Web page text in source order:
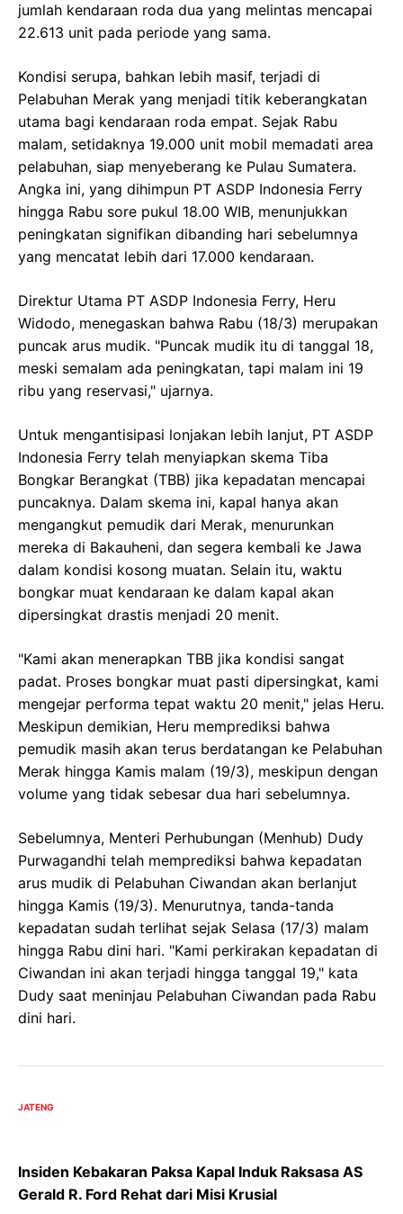
jumlah kendaraan roda dua yang melintas mencapai
22.613 unit pada periode yang sama.
Kondisi serupa, bahkan lebih masif, terjadi di
Pelabuhan Merak yang menjadi titik keberangkatan
utama bagi kendaraan roda empat. Sejak Rabu
malam, setidaknya 19.000 unit mobil memadati area
pelabuhan, siap menyeberang ke Pulau Sumatera.
Angka ini, yang dihimpun PT ASDP Indonesia Ferry
hingga Rabu sore pukul 18.00 WIB, menunjukkan
peningkatan signifikan dibanding hari sebelumnya
yang mencatat lebih dari 17.000 kendaraan.
Direktur Utama PT ASDP Indonesia Ferry, Heru
Widodo, menegaskan bahwa Rabu (18/3) merupakan
puncak arus mudik. "Puncak mudik itu di tanggal 18,
meski semalam ada peningkatan, tapi malam ini 19
ribu yang reservasi," ujarnya.
Untuk mengantisipasi lonjakan lebih lanjut, PT ASDP
Indonesia Ferry telah menyiapkan skema Tiba
Bongkar Berangkat (TBB) jika kepadatan mencapai
puncaknya. Dalam skema ini, kapal hanya akan
mengangkut pemudik dari Merak, menurunkan
mereka di Bakauheni, dan segera kembali ke Jawa
dalam kondisi kosong muatan. Selain itu, waktu
bongkar muat kendaraan ke dalam kapal akan
dipersingkat drastis menjadi 20 menit.
"Kami akan menerapkan TBB jika kondisi sangat
padat. Proses bongkar muat pasti dipersingkat, kami
mengejar performa tepat waktu 20 menit," jelas Heru.
Meskipun demikian, Heru memprediksi bahwa
pemudik masih akan terus berdatangan ke Pelabuhan
Merak hingga Kamis malam (19/3), meskipun dengan
volume yang tidak sebesar dua hari sebelumnya.
Sebelumnya, Menteri Perhubungan (Menhub) Dudy
Purwagandhi telah memprediksi bahwa kepadatan
arus mudik di Pelabuhan Ciwandan akan berlanjut
hingga Kamis (19/3). Menurutnya, tanda-tanda
kepadatan sudah terlihat sejak Selasa (17/3) malam
hingga Rabu dini hari. "Kami perkirakan kepadatan di
Ciwandan ini akan terjadi hingga tanggal 19," kata
Dudy saat meninjau Pelabuhan Ciwandan pada Rabu
dini hari.
JATENG
Insiden Kebakaran Paksa Kapal Induk Raksasa AS
Gerald R. Ford Rehat dari Misi Krusial